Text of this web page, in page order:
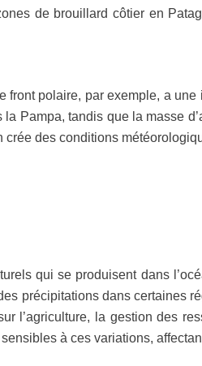
de brouillard côtier en
front polaire, par exemple, a
Pampa, tandis que la masse
des conditions
qui se produisent dans
précipitations dans certaines
l’agriculture, la gestion des
à ces variations,